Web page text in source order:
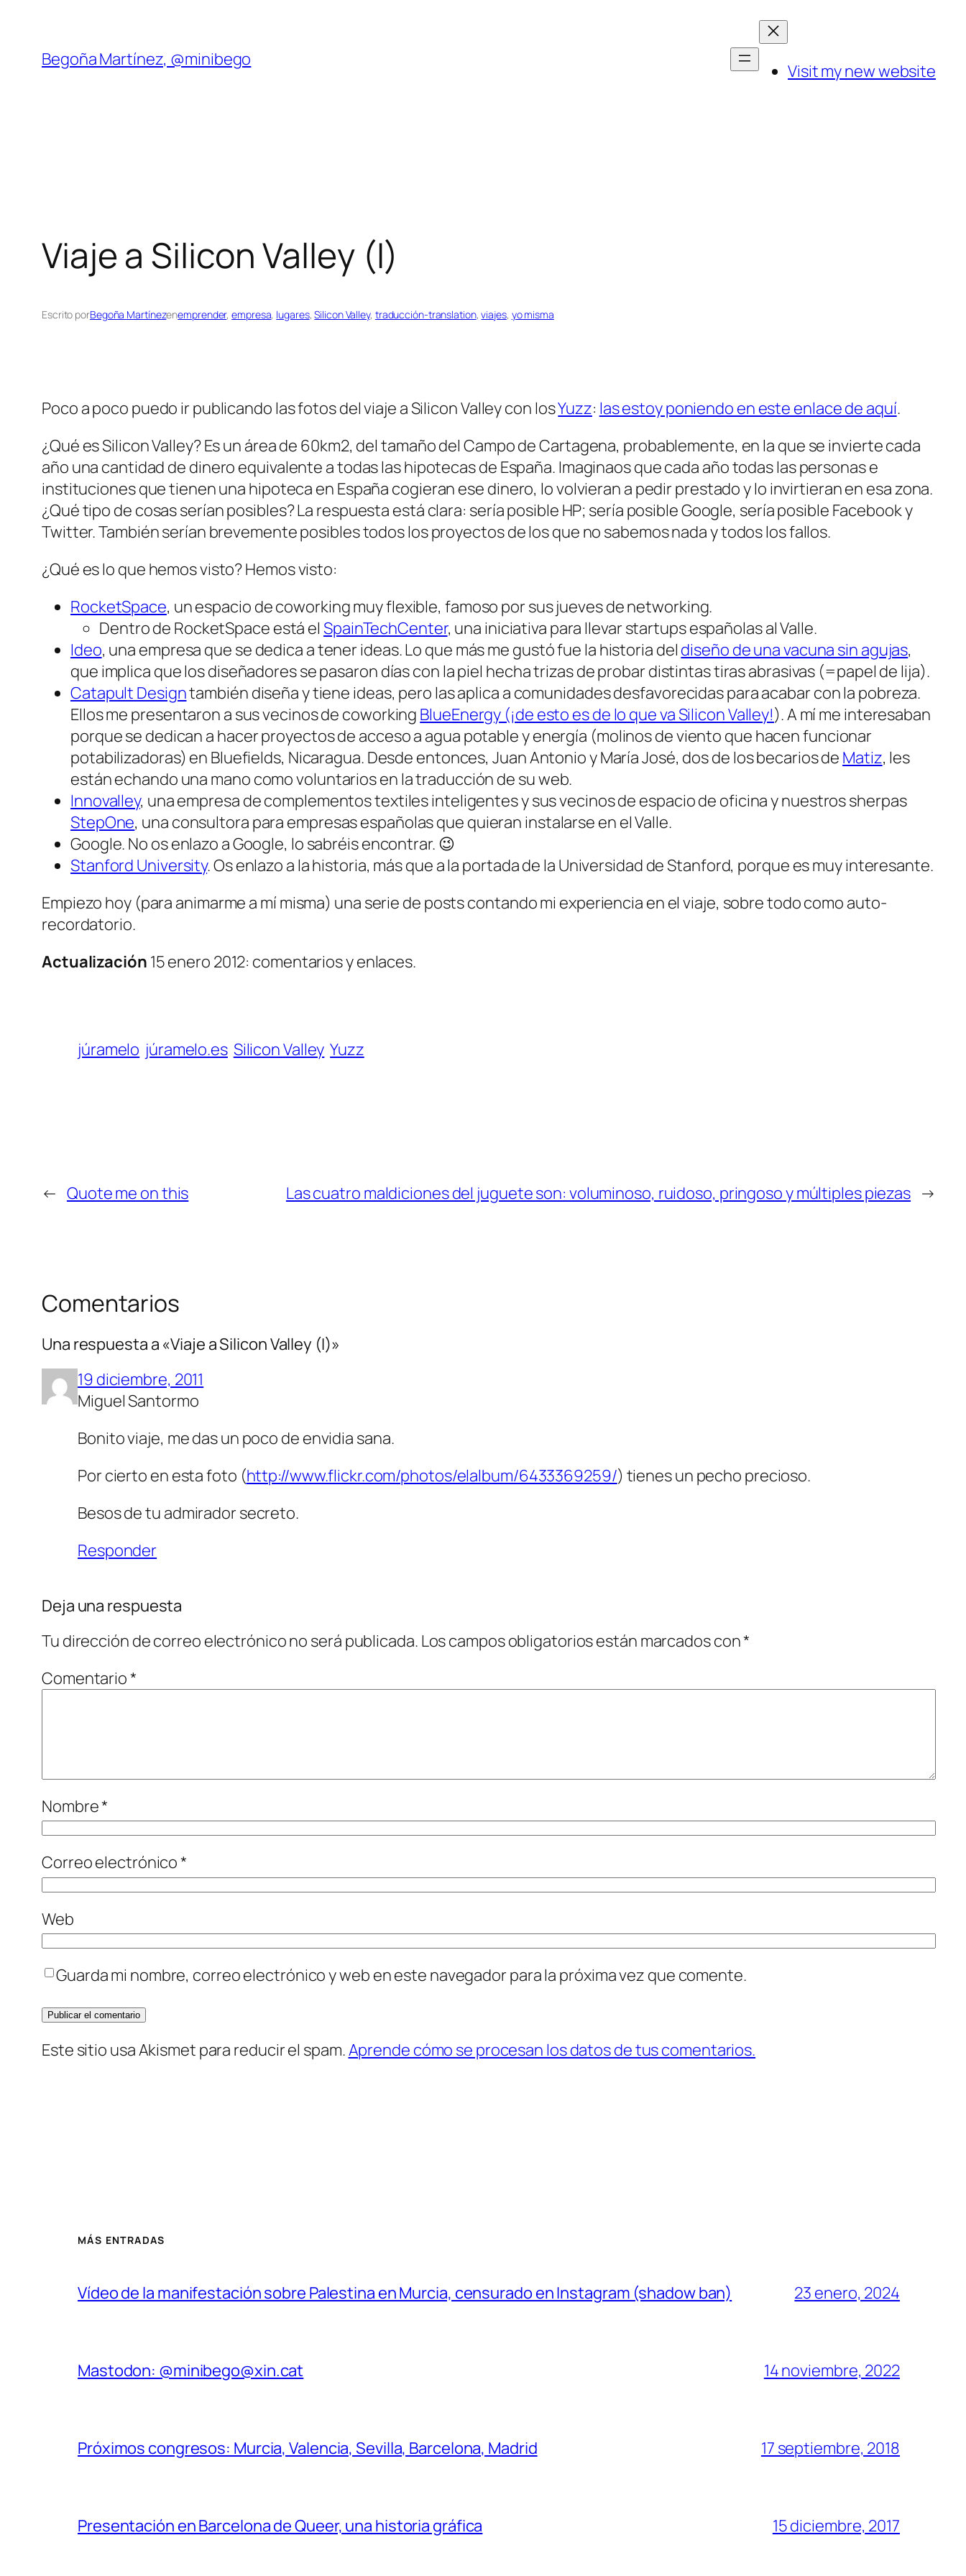
contenido
Begoña Martínez, @minibego
Visit my new website
Viaje a Silicon Valley (I)
Escrito porBegoña Martínezenemprender, empresa, lugares, Silicon Valley, traducción-translation, viajes, yo misma
Poco a poco puedo ir publicando las fotos del viaje a Silicon Valley con losYuzz: las estoy poniendo en este enlace de aquí.
¿Qué es Silicon Valley? Es un área de 60km2, del tamaño del Campo de Cartagena, probablemente, en la que se invierte cada
año una cantidad de dinero equivalente a todas las hipotecas de España. Imaginaos que cada año todas las personas e
instituciones que tienen una hipoteca en España cogieran ese dinero, lo volvieran a pedir prestado y lo invirtieran en esa zona.
¿Qué tipo de cosas serían posibles? La respuesta está clara: sería posible HP; sería posible Google, sería posible Facebook y
Twitter. También serían brevemente posibles todos los proyectos de los que no sabemos nada y todos los fallos.
¿Qué es lo que hemos visto? Hemos visto:
RocketSpace, un espacio de coworking muy flexible, famoso por sus jueves de networking.
Dentro de RocketSpace está el SpainTechCenter, una iniciativa para llevar startups españolas al Valle.
Ideo, una empresa que se dedica a tener ideas. Lo que más me gustó fue la historia del diseño de una vacuna sin agujas,
que implica que los diseñadores se pasaron días con la piel hecha trizas de probar distintas tiras abrasivas (=papel de lija).
Catapult Designtambién diseña y tiene ideas, pero las aplica a comunidades desfavorecidas para acabar con la pobreza.
Ellos me presentaron a sus vecinos de coworking BlueEnergy (¡de esto es de lo que va Silicon Valley!). A mí me interesaban
porque se dedican a hacer proyectos de acceso a agua potable y energía (molinos de viento que hacen funcionar
potabilizadoras) en Bluefields, Nicaragua. Desde entonces, Juan Antonio y María José, dos de los becarios de Matiz, les
están echando una mano como voluntarios en la traducción de su web.
Innovalley, una empresa de complementos textilesinteligentesy sus vecinos de espacio de oficina y nuestros sherpas
StepOne, una consultora para empresas españolas que quieran instalarse en el Valle.
Google. No os enlazo a Google, lo sabréis encontrar. 😉
Stanford University. Os enlazo a la historia, más que a la portada de la Universidad de Stanford, porque es muy interesante.
Empiezo hoy (para animarme a mí misma) una serie de posts contando mi experiencia en el viaje, sobre todo como auto-
recordatorio.
Actualización 15 enero 2012: comentarios y enlaces.
júramelo júramelo.es Silicon Valley Yuzz
← Quote me on this Las cuatro maldiciones del juguete son: voluminoso, ruidoso, pringoso y múltiples piezas →
Comentarios
Una respuesta a «Viaje a Silicon Valley (I)»
19 diciembre, 2011
Miguel Santormo
Bonito viaje, me das un poco de envidia sana.
Por cierto en esta foto (http://www.flickr.com/photos/elalbum/6433369259/) tienes un pecho precioso.
Besos de tu admirador secreto.
Responder
Deja una respuesta
Tu dirección de correo electrónico no será publicada. Los campos obligatorios están marcados con*
Comentario*
Nombre*
Correo electrónico*
Web
Guarda mi nombre, correo electrónico y web en este navegador para la próxima vez que comente.
Este sitio usa Akismet para reducir el spam.Aprende cómo se procesan los datos de tus comentarios.
MÁS ENTRADAS
Vídeo de la manifestación sobre Palestina en Murcia, censurado en Instagram (shadow ban) 23 enero, 2024
Mastodon: @minibego@xin.cat 14 noviembre, 2022
Próximos congresos: Murcia, Valencia, Sevilla, Barcelona, Madrid 17 septiembre, 2018
Presentación en Barcelona de Queer, una historia gráfica 15 diciembre, 2017